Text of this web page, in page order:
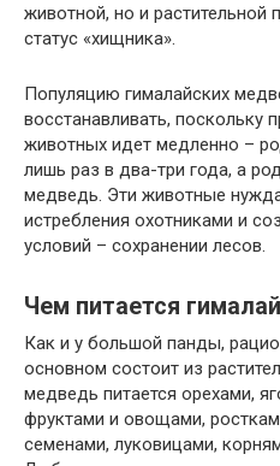
животной, но и растительной
статус «хищника».
Популяцию гималайских
восстанавливать, поскольку
животных идет медленно –
лишь раз в два-три года, а
медведь. Эти животные
истребления охотниками и
условий – сохранении лесов.
Чем питается
Как и у большой панды,
основном состоит из
медведь питается орехами,
фруктами и овощами,
семенами, луковицами,